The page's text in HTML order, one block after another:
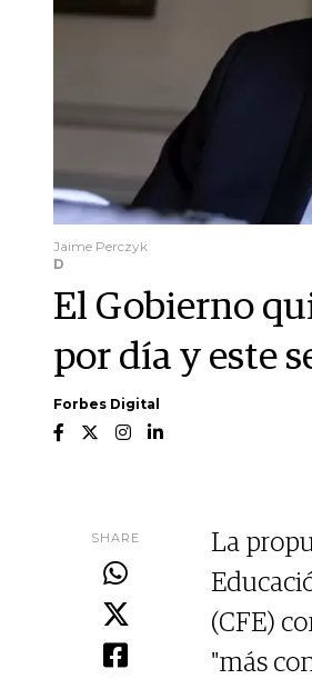
Jaime Perczyk
D
El Gobierno
por día y este
Forbes Digital
SHARE
La
(CFE)
"más